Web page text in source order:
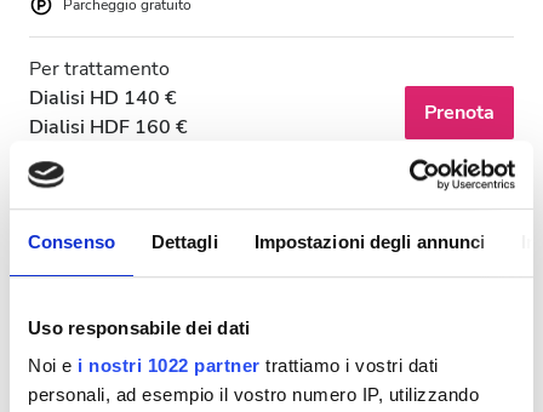
Consenso Dettagli Impostazioni degli annunci
Uso responsabile dei dati
Noi e i nostri 1022 partner trattiamo i vostri dati
personali, ad esempio il vostro numero IP, utilizzando
WiFi gratuito
Parcheggio gratuito
Prezzo
0 - 100 EUR
Parcheggio gratuito
Per trattamento
Dialisi HD 140 €
Dialisi HDF 160 €
Prenota